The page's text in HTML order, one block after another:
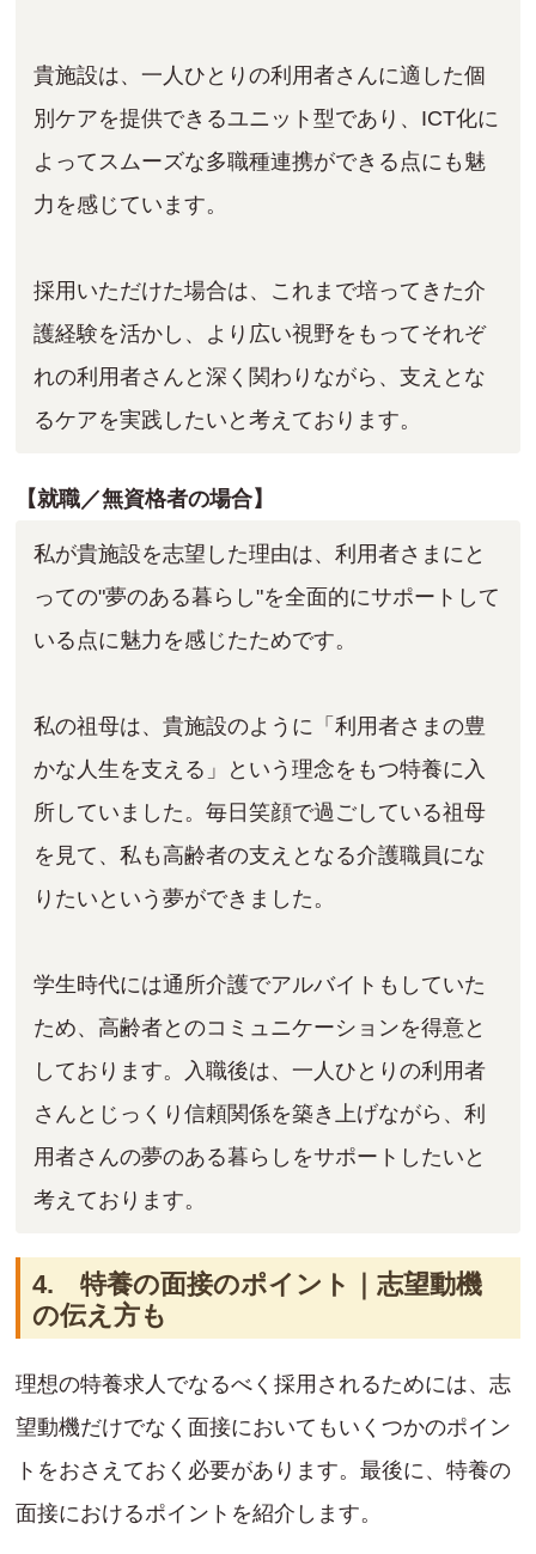
貴施設は、一人ひとりの利用者さんに適した個
別ケアを提供できるユニット型であり、ICT化に
よってスムーズな多職種連携ができる点にも魅
力を感じています。
採用いただけた場合は、これまで培ってきた介
護経験を活かし、より広い視野をもってそれぞ
れの利用者さんと深く関わりながら、支えとな
るケアを実践したいと考えております。
【就職／無資格者の場合】
私が貴施設を志望した理由は、利用者さまにと
っての"夢のある暮らし"を全面的にサポートして
いる点に魅力を感じたためです。
私の祖母は、貴施設のように「利用者さまの豊
かな人生を支える」という理念をもつ特養に入
所していました。毎日笑顔で過ごしている祖母
を見て、私も高齢者の支えとなる介護職員にな
りたいという夢ができました。
学生時代には通所介護でアルバイトもしていた
ため、高齢者とのコミュニケーションを得意と
しております。入職後は、一人ひとりの利用者
さんとじっくり信頼関係を築き上げながら、利
用者さんの夢のある暮らしをサポートしたいと
考えております。
4. 特養の面接のポイント｜志望動機
の伝え方も
理想の特養求人でなるべく採用されるためには、志
望動機だけでなく面接においてもいくつかのポイン
トをおさえておく必要があります。最後に、特養の
面接におけるポイントを紹介します。